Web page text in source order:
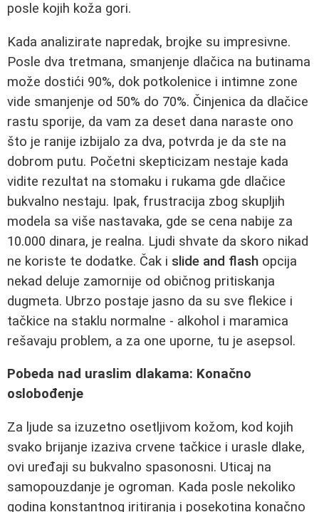
posle kojih koža gori.
Kada analizirate napredak, brojke su impresivne.
Posle dva tretmana, smanjenje dlačica na butinama
može dostići 90%, dok potkolenice i intimne zone
vide smanjenje od 50% do 70%. Činjenica da dlačice
rastu sporije, da vam za deset dana naraste ono
što je ranije izbijalo za dva, potvrda je da ste na
dobrom putu. Početni skepticizam nestaje kada
vidite rezultat na stomaku i rukama gde dlačice
bukvalno nestaju. Ipak, frustracija zbog skupljih
modela sa više nastavaka, gde se cena nabije za
10.000 dinara, je realna. Ljudi shvate da skoro nikad
ne koriste te dodatke. Čak i slide and flash opcija
nekad deluje zamornije od običnog pritiskanja
dugmeta. Ubrzo postaje jasno da su sve flekice i
tačkice na staklu normalne - alkohol i maramica
rešavaju problem, a za one uporne, tu je asepsol.
Pobeda nad uraslim dlakama: Konačno
oslobođenje
Za ljude sa izuzetno osetljivom kožom, kod kojih
svako brijanje izaziva crvene tačkice i urasle dlake,
ovi uređaji su bukvalno spasonosni. Uticaj na
samopouzdanje je ogroman. Kada posle nekoliko
godina konstantnog iritiranja i posekotina konačno